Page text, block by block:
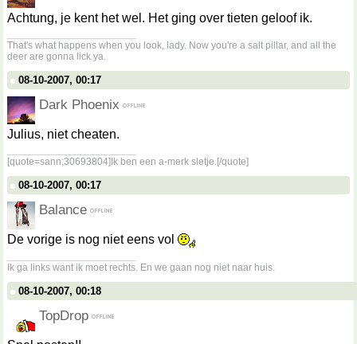
Achtung, je kent het wel. Het ging over tieten geloof ik.
That's what happens when you look, lady. Now you're a salt pillar, and all the
deer are gonna lick ya.
08-10-2007, 00:17
Dark Phoenix
Julius, niet cheaten.
[quote=sann;30693804]Ik ben een a-merk sletje.[/quote]
08-10-2007, 00:17
Balance
De vorige is nog niet eens vol
Ik ga links want ik moet rechts. En we gaan nog niet naar huis.
08-10-2007, 00:18
TopDrop